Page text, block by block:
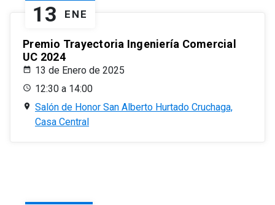
13 ENE
Premio Trayectoria Ingeniería Comercial
UC 2024
13 de Enero de 2025
12:30 a 14:00
Salón de Honor San Alberto Hurtado Cruchaga,
Casa Central